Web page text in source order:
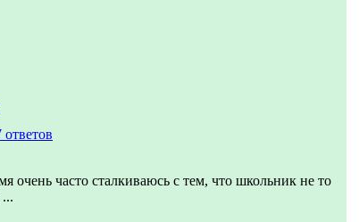
ответов
очень часто сталкиваюсь с тем, что школьник не то